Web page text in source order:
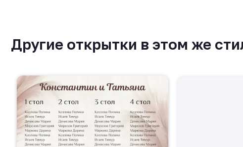
Другие открытки в этом же